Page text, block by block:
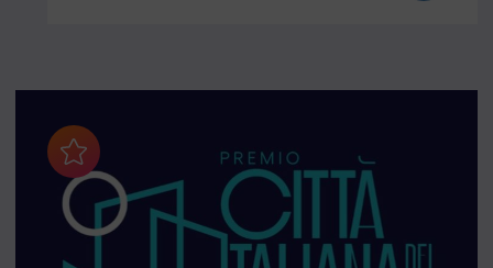
Aggiungi ai preferiti